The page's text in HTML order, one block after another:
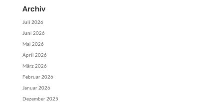
Archiv
Juli 2026
Juni 2026
Mai 2026
April 2026
März 2026
Februar 2026
Januar 2026
Dezember 2025